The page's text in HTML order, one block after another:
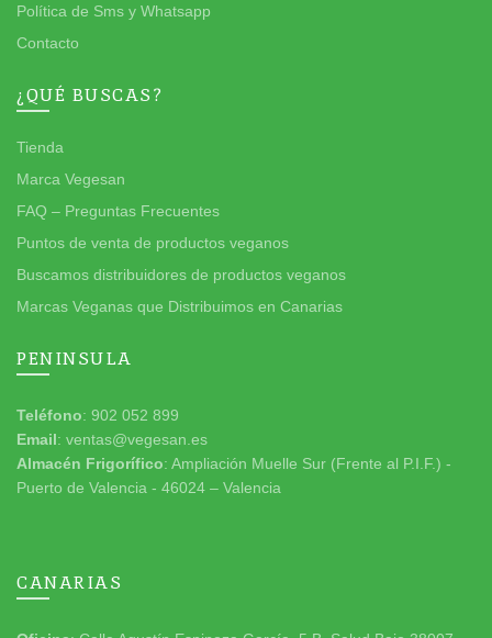
Política de Sms y Whatsapp
Contacto
¿QUÉ BUSCAS?
Tienda
Marca Vegesan
FAQ – Preguntas Frecuentes
Puntos de venta de productos veganos
Buscamos distribuidores de productos veganos
Marcas Veganas que Distribuimos en Canarias
PENINSULA
Teléfono: 902 052 899
Email: ventas@vegesan.es
Almacén Frigorífico: Ampliación Muelle Sur (Frente al P.I.F.) -
Puerto de Valencia - 46024 – Valencia
CANARIAS